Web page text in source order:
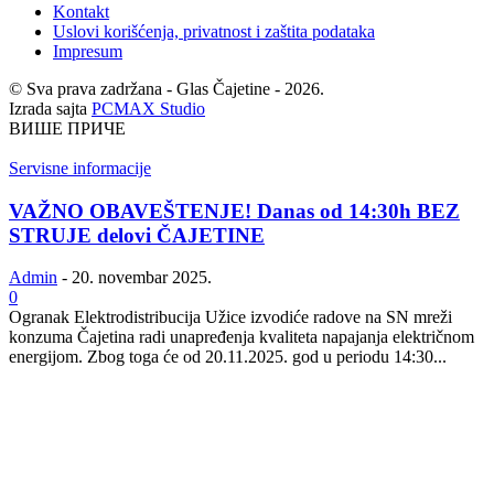
Kontakt
Uslovi korišćenja, privatnost i zaštita podataka
Impresum
© Sva prava zadržana - Glas Čajetine - 2026.
Izrada sajta PCMAX Studio
ВИШЕ ПРИЧЕ
Servisne informacije
VAŽNO OBAVEŠTENJE! Danas od 14:30h BEZ
STRUJE delovi ČAJETINE
Admin - 20. novembar 2025.
0
Ogranak Elektrodistribucija Užice izvodiće radove na SN mreži
konzuma Čajetina radi unapređenja kvaliteta napajanja električnom
energijom. Zbog toga će od 20.11.2025. god u periodu 14:30...